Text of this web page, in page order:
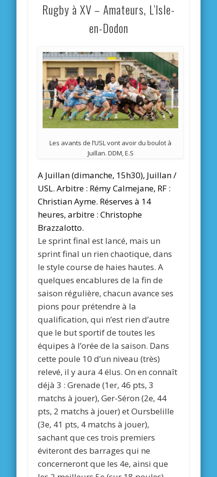
Rugby à XV – Amateurs, L’Isle-
en-Dodon
Les avants de l’USL vont avoir du boulot à
Juillan. DDM, E.S
A Juillan (dimanche, 15h30), Juillan /
USL. Arbitre : Rémy Calmejane, RF :
Christian Ayme. Réserves à 14
heures, arbitre : Christophe
Brazzalotto.
Le sprint final est lancé, mais un
sprint final un rien chaotique, dans
le style course de haies hautes. A
quelques encablures de la fin de
saison régulière, chacun avance ses
pions pour prétendre à la
qualification, qui n’est rien d’autre
que le but sportif de toutes les
équipes à l’orée de la saison. Dans
cette poule 10 d’un niveau (très)
relevé, il y aura 4 élus. On en connaît
déjà 3 : Grenade (1er, 46 pts, 3
matchs à jouer), Ger-Séron (2e, 44
pts, 2 matchs à jouer) et Oursbelille
(3e, 41 pts, 4 matchs à jouer),
sachant que ces trois premiers
éviteront des barrages qui ne
concerneront que les 4e, ainsi que